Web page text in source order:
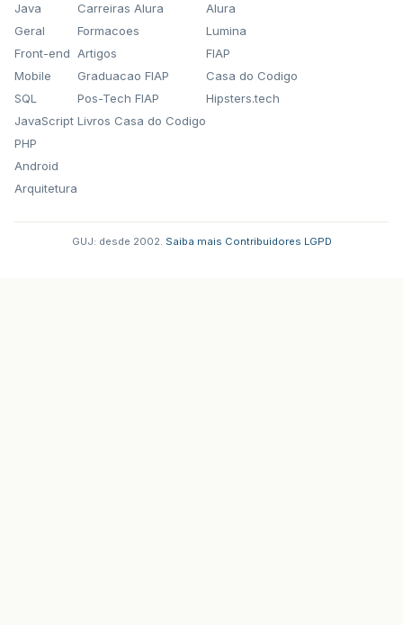
Java
Geral
Front-end
Mobile
SQL
JavaScript
PHP
Android
Arquitetura
Carreiras Alura
Formacoes
Artigos
Graduacao FIAP
Pos-Tech FIAP
Livros Casa do Codigo
Alura
Lumina
FIAP
Casa do Codigo
Hipsters.tech
GUJ: desde 2002. Saiba mais Contribuidores LGPD